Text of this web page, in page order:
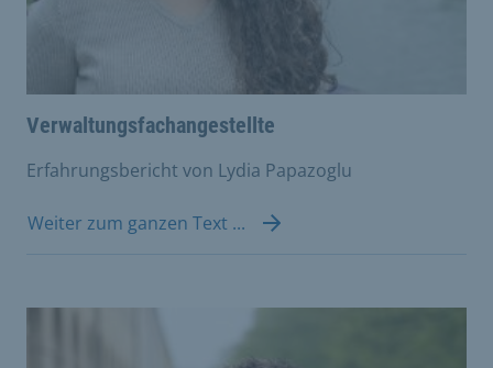
Verwaltungsfachangestellte
Erfahrungsbericht von Lydia Papazoglu
Weiter zum ganzen Text ...